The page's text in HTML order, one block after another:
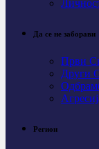
Да се не заборави
Први
Други
Регион